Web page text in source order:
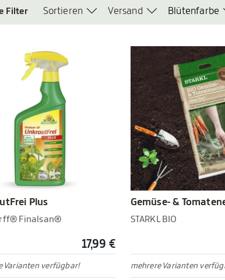
Filter Sortieren Versand Blütenfarbe
Plus
Finalsan®
17,99 €
Varianten verfügbar!
Gemüse- &
STARKL BIO
mehrere Varianten